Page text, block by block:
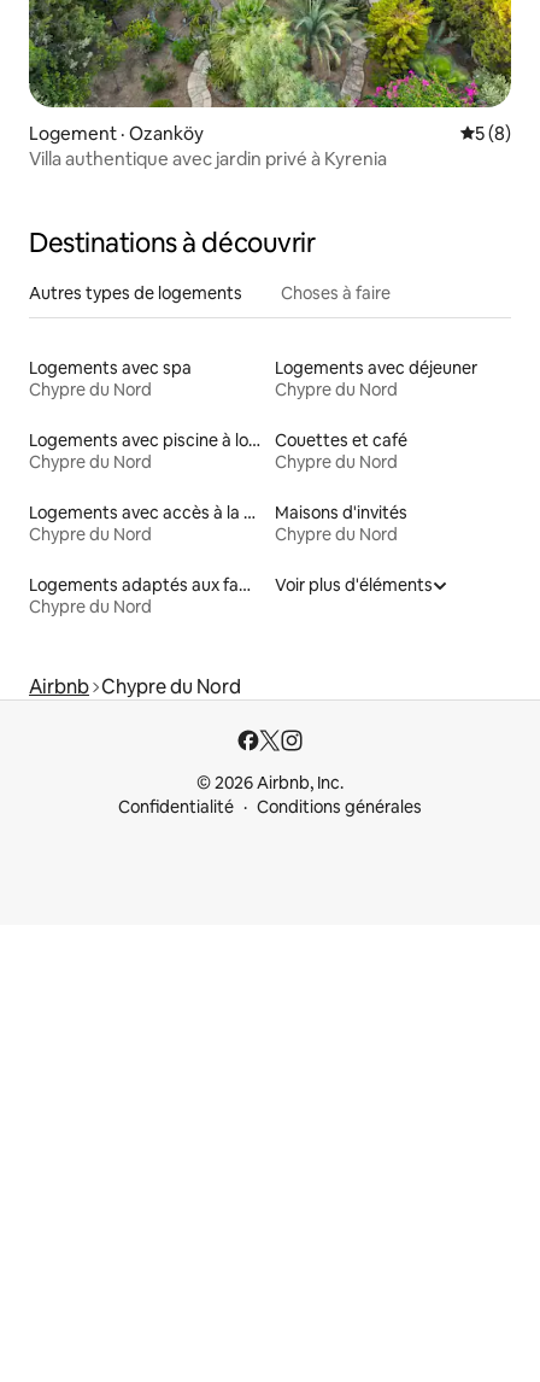
Logement · Ozanköy Note
5 (8)
Villa authentique avec jardin privé à Kyrenia
Destinations à découvrir
Autres types de logements Choses à faire
Logements avec spa
Chypre du Nord
Logements avec déjeuner
Chypre du Nord
Logements avec piscine à louer
Chypre du Nord
Couettes et café
Chypre du Nord
Logements avec accès à la plage
Chypre du Nord
Maisons d'invités
Chypre du Nord
Logements adaptés aux familles à louer
Chypre du Nord
Voir plus d'éléments
Airbnb Chypre du Nord
© 2026 Airbnb, Inc.
Confidentialité
Conditions générales